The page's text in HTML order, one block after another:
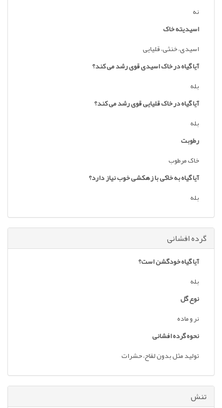
نه
اسیدیته خاک
اسیدی، خنثی، قلیایی
آیا گیاه در خاک اسیدی قوی رشد می کند؟
بله
آیا گیاه در خاک قلیایی قوی رشد می کند؟
بله
رطوبت
خاک مرطوب
آیا گیاه به خاکی با زهکشی خوب نیاز دارد؟
بله
گرده افشانی
آیا گیاه خودگشن است؟
بله
نوع گل
نر و ماده
نحوه گرده افشانی
تولید مثل بدون لقاح، حشرات
تنش